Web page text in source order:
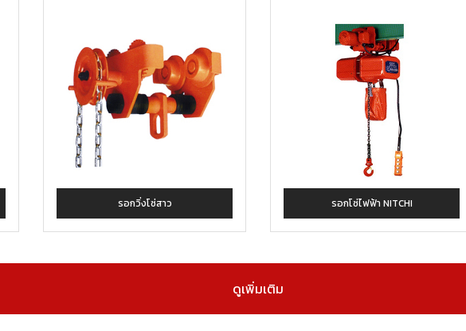
รอกวิ่งโซ่สาว รอกโซ่ไฟฟ้า NITCHI
ดูเพิ่มเติม